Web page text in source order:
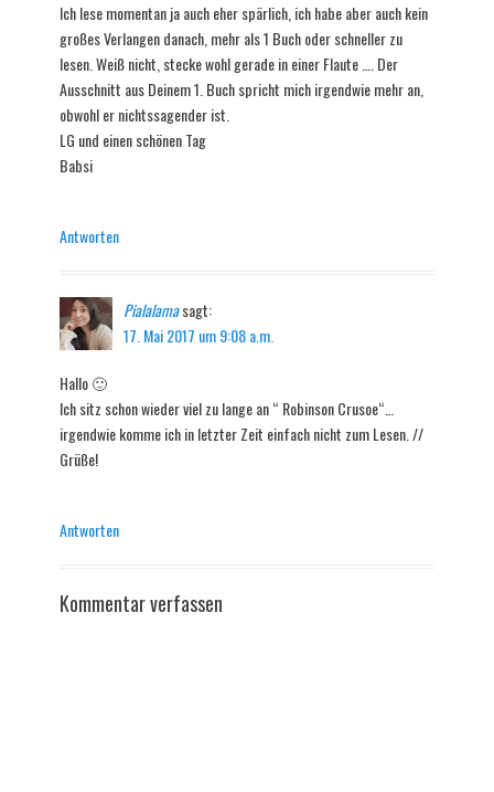
Ich lese momentan ja auch eher spärlich, ich habe aber auch kein
großes Verlangen danach, mehr als 1 Buch oder schneller zu
lesen. Weiß nicht, stecke wohl gerade in einer Flaute …. Der
Ausschnitt aus Deinem 1. Buch spricht mich irgendwie mehr an,
obwohl er nichtssagender ist.
LG und einen schönen Tag
Babsi
Antworten
Pialalamasagt:
17. Mai 2017 um 9:08 a.m.
Hallo 🙂
Ich sitz schon wieder viel zu lange an “ Robinson Crusoe“…
irgendwie komme ich in letzter Zeit einfach nicht zum Lesen. //
Grüße!
Antworten
Kommentar verfassen